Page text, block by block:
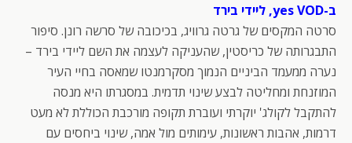
ב-yes VOD, ליידי בירד
סרטה המקסים של גרטה גרוויג, בכיכובה של סרשה רונן. סיפור
התבגרותה של כריסטין, שהעניקה לעצמה את השם ליידי בירד –
נערה ממעמד הביניים הנמוך מסקרמנטו שמאסה בחיי העיר
המוזנחת ומחליטה לבצע שינוי תדמית. במסגרתו היא מנסה
להתקבל לקולג' יוקרתי ועוברת תקופה מורכבת הכוללת לא מעט
דרמות, אהבות ראשונות, עימותים מול אמה, שינוי ביחסים עם